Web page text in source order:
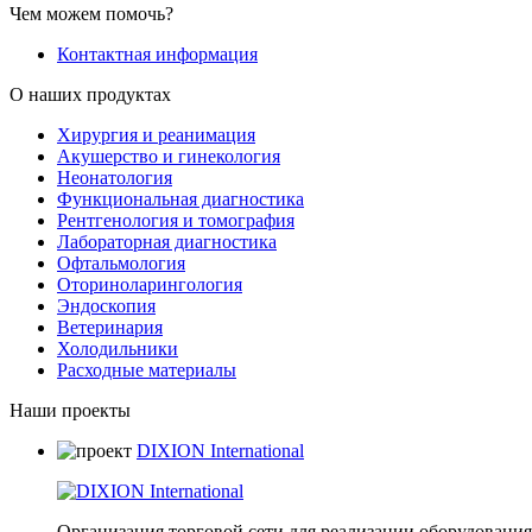
Чем можем помочь?
Контактная информация
О наших продуктах
Хирургия и реанимация
Акушерство и гинекология
Неонатология
Функциональная диагностика
Рентгенология и томография
Лабораторная диагностика
Офтальмология
Оториноларингология
Эндоскопия
Ветеринария
Холодильники
Расходные материалы
Наши проекты
DIXION International